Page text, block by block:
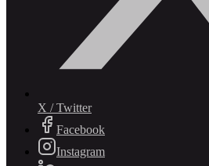
X / Twitter
Facebook
Instagram